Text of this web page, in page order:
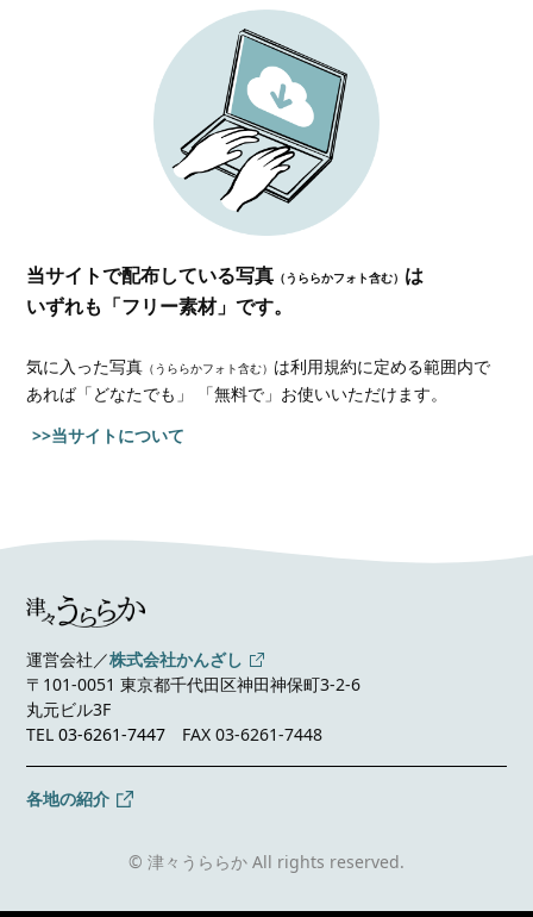
当サイトで配布している写真 （うららかフォト含む） は
いずれも「フリー素材」です。
気に入った写真 （うららかフォト含む） は利用規約に定める範囲内で
あれば「どなたでも」 「無料で」お使いいただけます。
>>当サイトについて
運営会社／株式会社かんざし
〒101-0051 東京都千代田区神田神保町3-2-6
丸元ビル3F
TEL03-6261-7447 FAX 03-6261-7448
各地の紹介
© 津々うららか All rights reserved.